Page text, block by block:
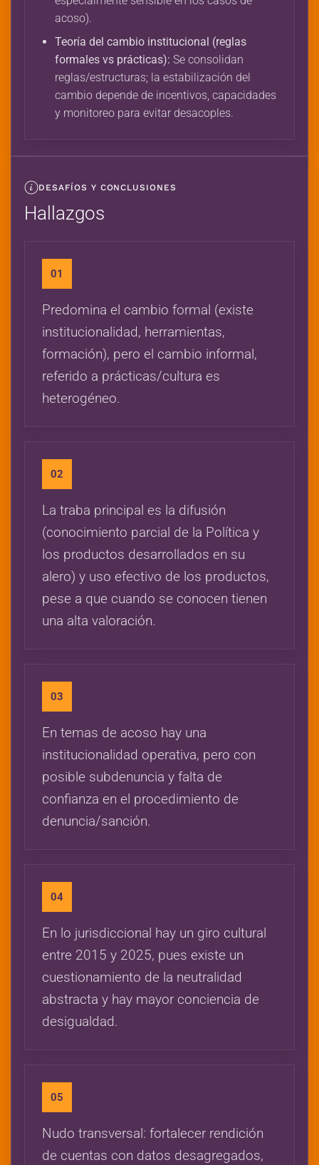
acoso).
Teoría del cambio institucional (reglas
formales vs prácticas): Se consolidan
reglas/estructuras; la estabilización del
cambio depende de incentivos, capacidades
y monitoreo para evitar desacoples.
DESAFÍOS Y CONCLUSIONES
Hallazgos
01
Predomina el cambio formal (existe
institucionalidad, herramientas,
formación), pero el cambio informal,
referido a prácticas/cultura es
heterogéneo.
02
La traba principal es la difusión
(conocimiento parcial de la Política y
los productos desarrollados en su
alero) y uso efectivo de los productos,
pese a que cuando se conocen tienen
una alta valoración.
03
En temas de acoso hay una
institucionalidad operativa, pero con
posible subdenuncia y falta de
confianza en el procedimiento de
denuncia/sanción.
04
En lo jurisdiccional hay un giro cultural
entre 2015 y 2025, pues existe un
cuestionamiento de la neutralidad
abstracta y hay mayor conciencia de
desigualdad.
05
Nudo transversal: fortalecer rendición
de cuentas con datos desagregados,